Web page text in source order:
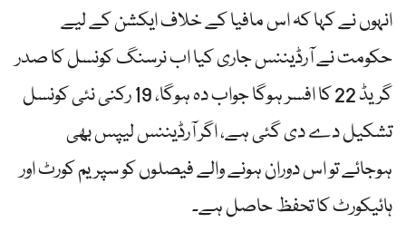
انہوں نے کہا کہ اس مافیا کے خلاف ایکشن کے لیے
حکومت نے آرڈیننس جاری کیا اب نرسنگ کونسل کا صدر
گریڈ 22 کا افسر ہوگا جواب دہ ہوگا، 19 رکنی نئی کونسل
تشکیل دے دی گئی ہے، اگر آرڈیننس لیپس بھی
ہوجائے تو اس دوران ہونے والے فیصلوں کو سپریم کورٹ اور
ہائیکورٹ کا تحفظ حاصل ہے۔